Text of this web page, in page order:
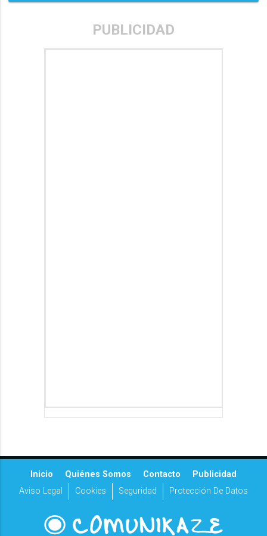
PUBLICIDAD
Inicio Quiénes Somos Contacto
Publicidad
Aviso Legal
Cookies Seguridad Protección De Datos